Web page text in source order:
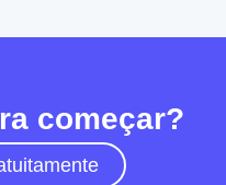
começar?